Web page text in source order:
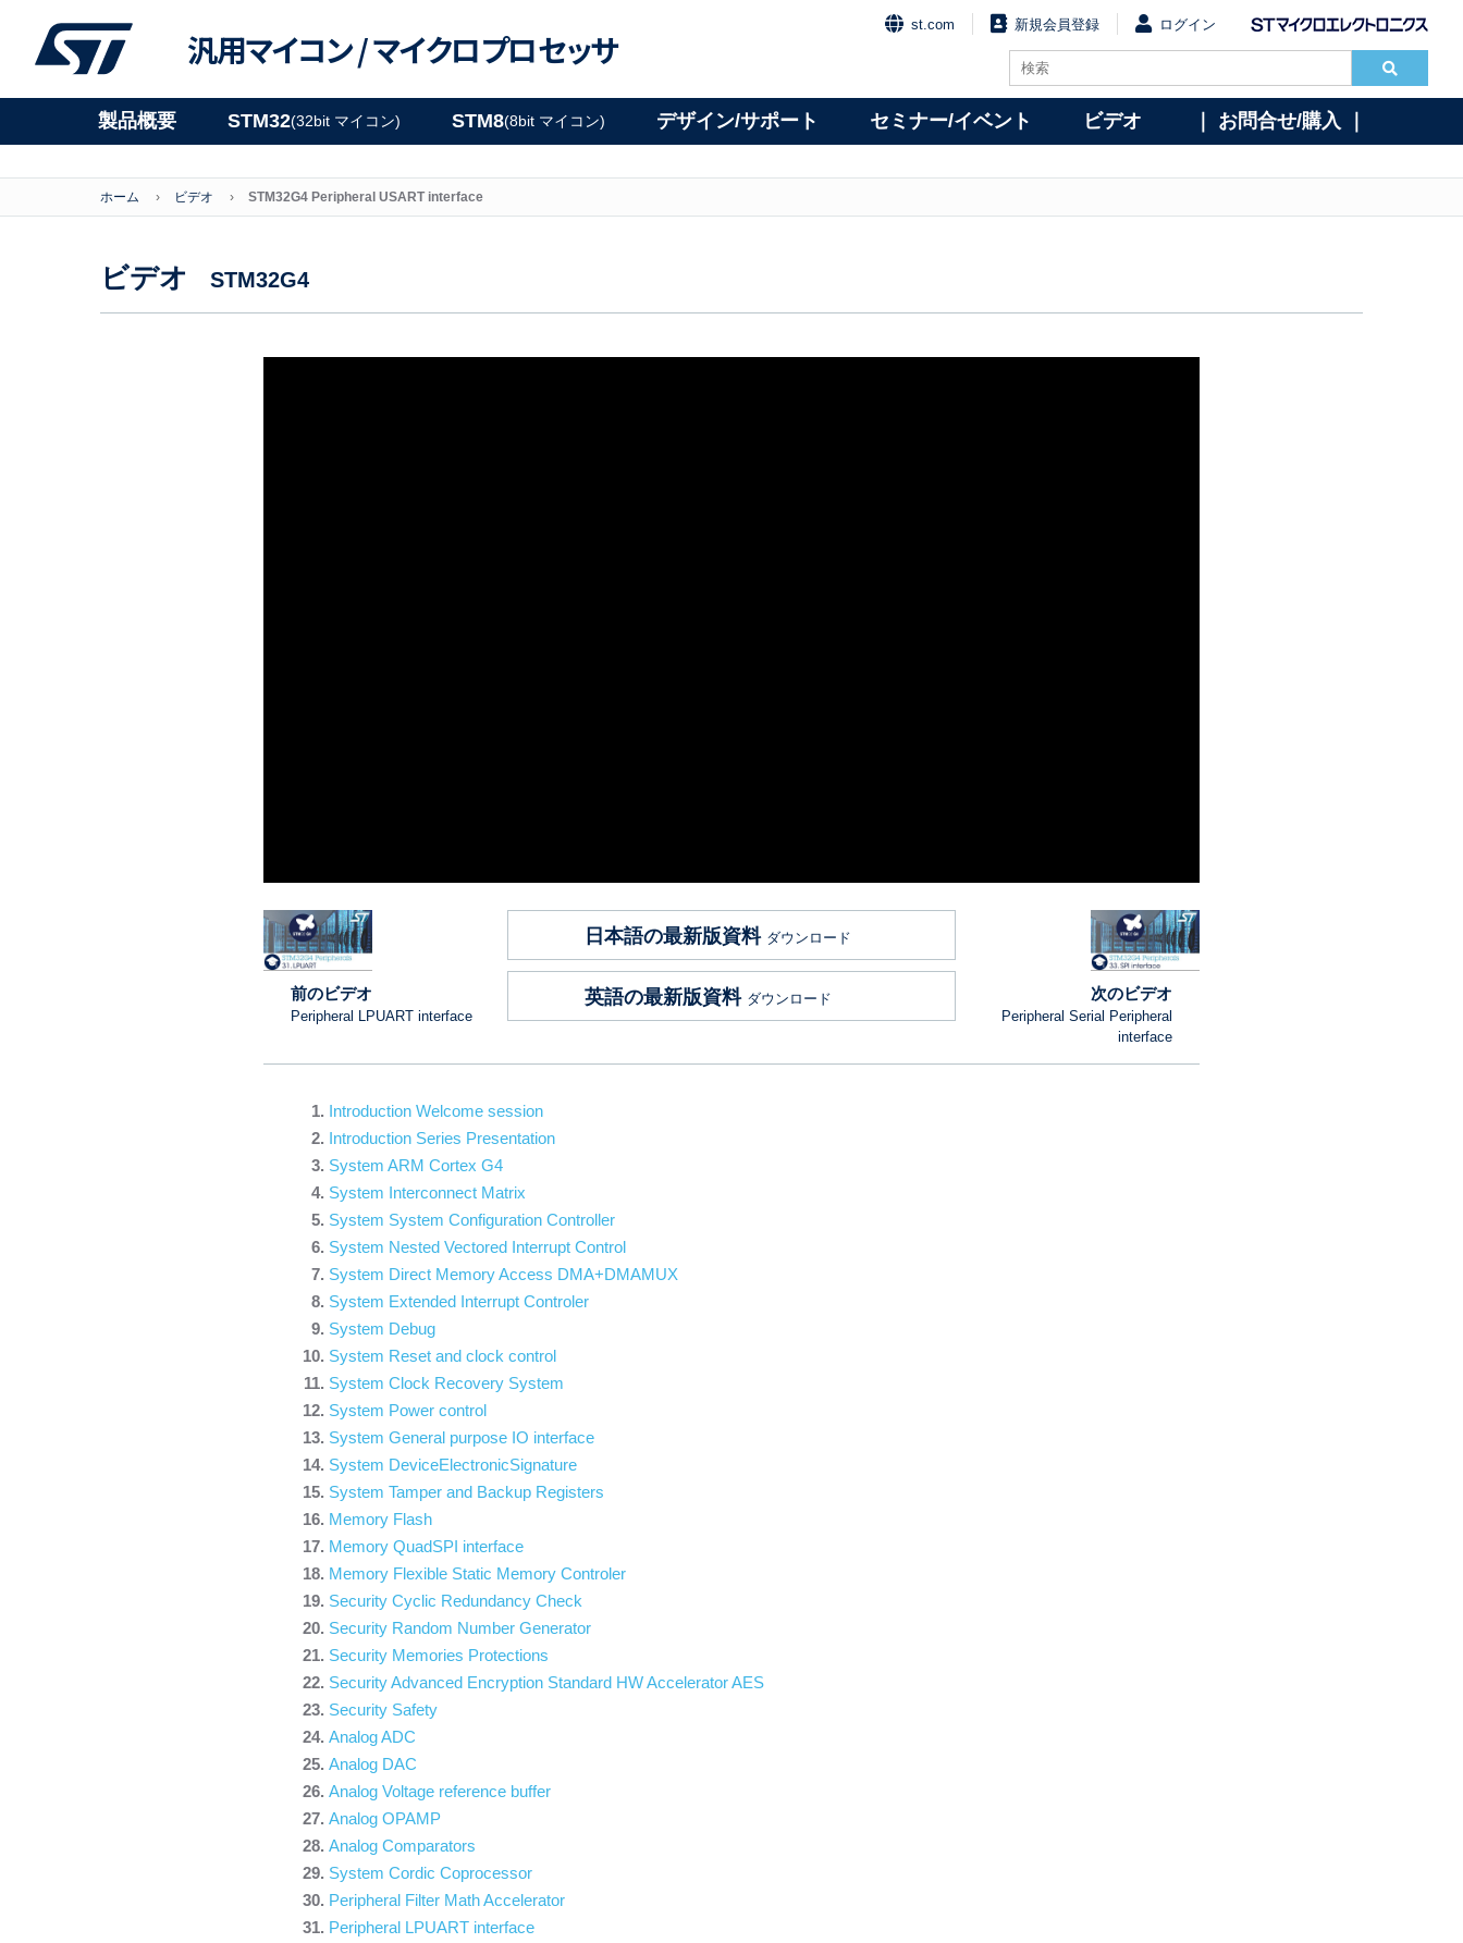
汎用マイコン /マイクロプロセッサ
st.com 新規会員登録 ログイン
製品概要 STM32(32bit マイコン) STM8(8bit マイコン) デザイン/サポート セミナー/イベント ビデオ ｜ お問合せ/購入 ｜
ホーム ビデオ STM32G4 Peripheral USART interface
ビデオ STM32G4
前のビデオ
Peripheral LPUART interface
日本語の最新版資料 ダウンロード
英語の最新版資料 ダウンロード 次のビデオ
Peripheral Serial Peripheral
interface
Introduction Welcome session
Introduction Series Presentation
System ARM Cortex G4
System Interconnect Matrix
System System Configuration Controller
System Nested Vectored Interrupt Control
System Direct Memory Access DMA+DMAMUX
System Extended Interrupt Controler
System Debug
System Reset and clock control
System Clock Recovery System
System Power control
System General purpose IO interface
System DeviceElectronicSignature
System Tamper and Backup Registers
Memory Flash
Memory QuadSPI interface
Memory Flexible Static Memory Controler
Security Cyclic Redundancy Check
Security Random Number Generator
Security Memories Protections
Security Advanced Encryption Standard HW Accelerator AES
Security Safety
Analog ADC
Analog DAC
Analog Voltage reference buffer
Analog OPAMP
Analog Comparators
System Cordic Coprocessor
Peripheral Filter Math Accelerator
Peripheral LPUART interface